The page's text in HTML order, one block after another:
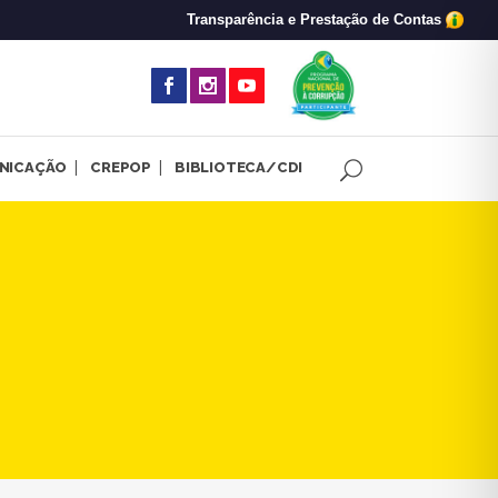
Transparência e Prestação de Contas
CREPOP BIBLIOTECA/CDI
de Belo Horizonte |